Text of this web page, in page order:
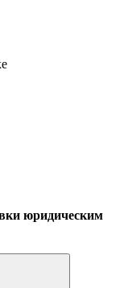
юридическим